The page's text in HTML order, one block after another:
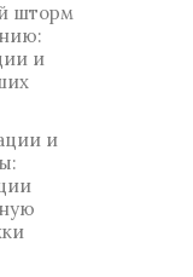
шторм
и
и